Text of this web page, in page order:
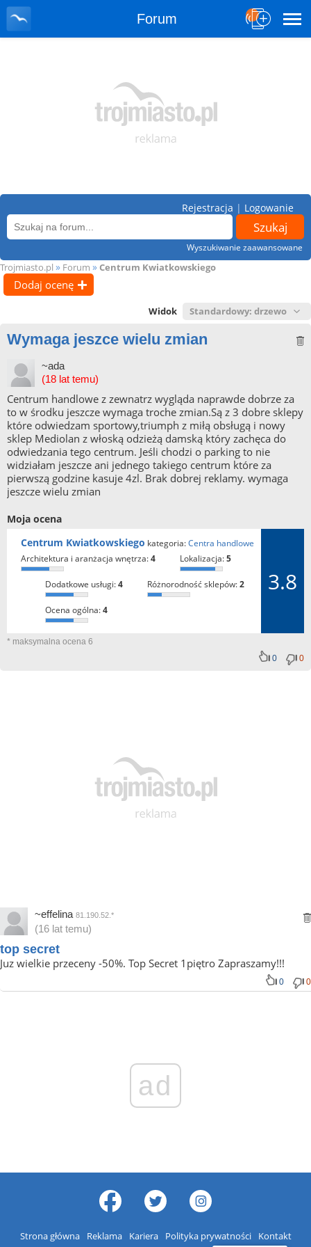
Forum
Wyszukiwanie zaawansowane
Rejestracja | Logowanie
Trojmiasto.pl » Forum » Centrum Kwiatkowskiego
Dodaj ocenę
Widok
Wymaga jeszce wielu zmian
~ada
(18 lat temu)
Centrum handlowe z zewnatrz wygląda naprawde dobrze za
to w środku jeszcze wymaga troche zmian.Są z 3 dobre sklepy
które odwiedzam sportowy,triumph z miłą obsługą i nowy
sklep Mediolan z włoską odzieżą damską który zachęca do
odwiedzania tego centrum. Jeśli chodzi o parking to nie
widziałam jeszcze ani jednego takiego centrum które za
pierwszą godzine kasuje 4zl. Brak dobrej reklamy. wymaga
jeszcze wielu zmian
Moja ocena
Centrum Kwiatkowskiego kategoria:Centra handlowe
architektura i aranżacja wnętrza:4 lokalizacja:5
dodatkowe usługi:4 różnorodność sklepów:2
ocena ogólna:4
3.8
* maksymalna ocena 6
0
0
~effelina 81.190.52.*
(16 lat temu)
top secret
Juz wielkie przeceny -50%. Top Secret 1piętro Zapraszamy!!!
0 0
ad
Strona główna Reklama Kariera Polityka prywatności Kontakt